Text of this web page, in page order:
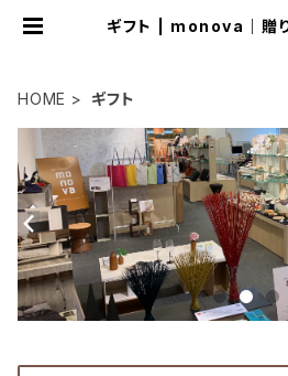
ギフト | monova｜贈り
HOME ギフト